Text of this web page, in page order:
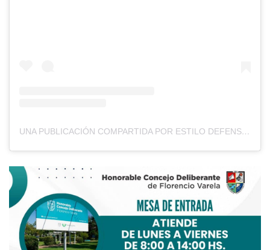
UNA PUBLICACIÓN COMPARTIDA POR ESTILO DEFENSA (@ESTILO_DEFENSA)